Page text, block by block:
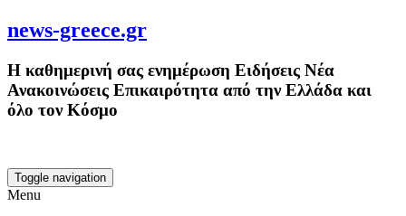
news-greece.gr
Η καθημερινή σας ενημέρωση Ειδήσεις Νέα
Ανακοινώσεις Επικαιρότητα από την Ελλάδα και
όλο τον Κόσμο
Toggle navigation
Menu